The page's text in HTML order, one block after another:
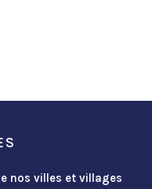
nos villes et villages